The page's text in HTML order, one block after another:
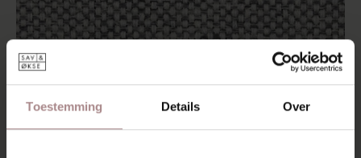
Toestemming Details Over